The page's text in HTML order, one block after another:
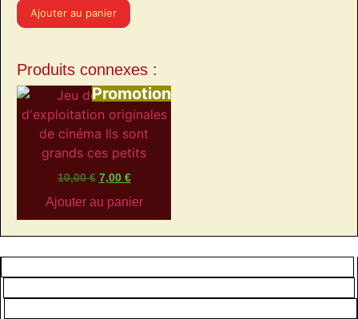
Ajouter au panier
Produits connexes :
Promotion
10,00€ 7,00 €
Ajouter au panier